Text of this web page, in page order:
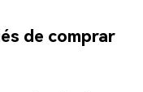
de comprar